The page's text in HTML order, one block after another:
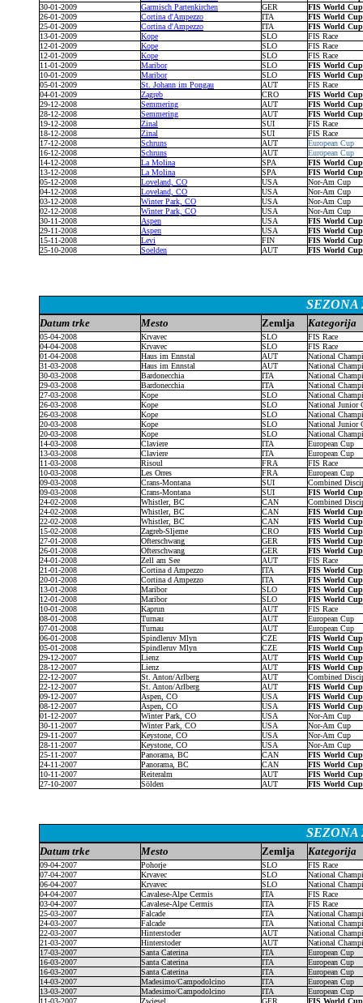
30-01-2009
Garmisch Partenkirchen GER
FIS World
26-01-2009
Cortina d'Ampezzo ITA
FIS World
25-01-2009
Cortina d'Ampezzo ITA
FIS World
13-01-2009
Kope SLO
FIS Race
12-01-2009
Kope SLO
FIS Race
12-01-2009
Kope SLO
FIS Race
11-01-2009
Maribor SLO
FIS World
10-01-2009
Maribor SLO
FIS World
05-01-2009
St. Johann im Pongau AUT
FIS Race
04-01-2009
Zagreb CRO
FIS World
29-12-2008
Semmering AUT
FIS World
28-12-2008
Semmering AUT
FIS World
19-12-2008
Zinal SUI
FIS Race
18-12-2008
Zinal SUI
FIS Race
17-12-2008
Schruns AUT
European Cup
16-12-2008
Schruns AUT
European Cup
14-12-2008
La Molina SPA
FIS World
13-12-2008
La Molina SPA
FIS World
05-12-2008
Loveland, CO USA
Nor-Am Cup
04-12-2008
Loveland, CO USA
Nor-Am Cup
03-12-2008
Winter Park, CO USA
Nor-Am Cup
02-12-2008
Winter Park, CO USA
Nor-Am Cup
30-11-2008
Aspen USA
FIS World
29-11-2008
Aspen USA
FIS World
15-11-2008
Levi FIN
FIS World
25-10-2008
Soelden AUT FIS World
SEZONA
Datum trke Mesto Zemlja Kategorija
05-04-2008 Krvavec SLO
FIS Race
04-04-2008
Krvavec SLO
FIS Race
01-04-2008
Haus im Ennstal AUT
National
31-03-2008
Haus im Ennstal AUT
National
30-03-2008
Bardonecchia ITA
National
29-03-2008
Bardonecchia ITA
National
27-03-2008
Kope SLO
National
26-03-2008
Kope SLO
National Junior
26-03-2008
Kope SLO
National
20-03-2008
Kope SLO
National Junior
20-03-2008
Kope SLO
National
14-03-2008
Claviere ITA
European Cup
13-03-2008
Claviere ITA
European Cup
11-03-2008
Risoul FRA
FIS Race
10-03-2008
Les Orres FRA
European Cup
09-03-2008
Crans-Montana SUI
Combined
09-03-2008
Crans-Montana SUI
FIS World
24-02-2008
Whistler, BC CAN
Combined
24-02-2008
Whistler, BC CAN
FIS World
22-02-2008
Whistler, BC CAN
FIS World
15-02-2008
Zagreb-Sljeme CRO
FIS World
27-01-2008
Ofterschwang GER
FIS World
26-01-2008
Ofterschwang GER
FIS World
24-01-2008
Zell am See AUT
FIS Race
21-01-2008
Cortina d Ampezzo ITA
FIS World
20-01-2008
Cortina d Ampezzo ITA
FIS World
13-01-2008
Maribor SLO
FIS World
12-01-2008
Maribor SLO
FIS World
10-01-2008
Kaprun AUT
FIS Race
08-01-2008
Turnau AUT
European Cup
07-01-2008
Turnau AUT
European Cup
06-01-2008
Spindleruv Mlyn CZE
FIS World
05-01-2008
Spindleruv Mlyn CZE
FIS World
29-12-2007
Lienz AUT
FIS World
28-12-2007
Lienz AUT
FIS World
22-12-2007
St. Anton/Arlberg AUT
Combined
22-12-2007
St. Anton/Arlberg AUT
FIS World
09-12-2007
Aspen, CO USA
FIS World
08-12-2007
Aspen, CO USA
FIS World
01-12-2007
Winter Park, CO USA
Nor-Am Cup
30-11-2007
Winter Park, CO USA
Nor-Am Cup
29-11-2007
Keystone, CO USA
Nor-Am Cup
28-11-2007
Keystone, CO USA
Nor-Am Cup
25-11-2007
Panorama, BC CAN
FIS World
24-11-2007
Panorama, BC CAN
FIS World
10-11-2007
Reiteralm AUT
FIS World
27-10-2007
Sölden AUT FIS World
SEZONA
Datum trke Mesto Zemlja Kategorija
09-04-2007 Pohorje SLO
FIS Race
07-04-2007
Krvavec SLO
National
06-04-2007
Krvavec SLO
National
04-04-2007
Cavalese-Alpe Cermis ITA
FIS Race
03-04-2007
Cavalese-Alpe Cermis ITA
FIS Race
25-03-2007
Falcade ITA
National
24-03-2007
Falcade ITA
National
22-03-2007
Hinterstoder AUT
National
21-03-2007
Hinterstoder AUT
National
17-03-2007
Santa Caterina ITA
European Cup
16-03-2007
Santa Caterina ITA
European Cup
16-03-2007
Santa Caterina ITA
European Cup
14-03-2007
Madesimo/Campodolcino ITA
European Cup
13-03-2007
Madesimo/Campodolcino ITA
European Cup
11-03-2007
Zwiesel GER FIS World